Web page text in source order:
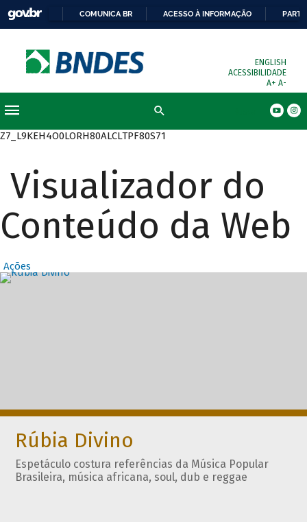
COMUNICA BR ACESSO À INFORMAÇÃO
ENGLISH
ACESSIBILIDADE
A+ A-
Z7_L9KEH4O0LORH80ALCLTPF80S71
Visualizador do
Conteúdo da Web
Ações
Destaques
Rúbia Divino
Espetáculo costura referências da Música Popular
Brasileira, música africana, soul, dub e reggae